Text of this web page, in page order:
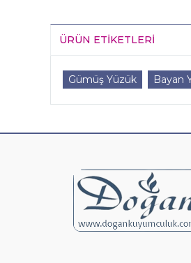
ÜRÜN ETIKETLERI
Gümüş Yüzük Bayan